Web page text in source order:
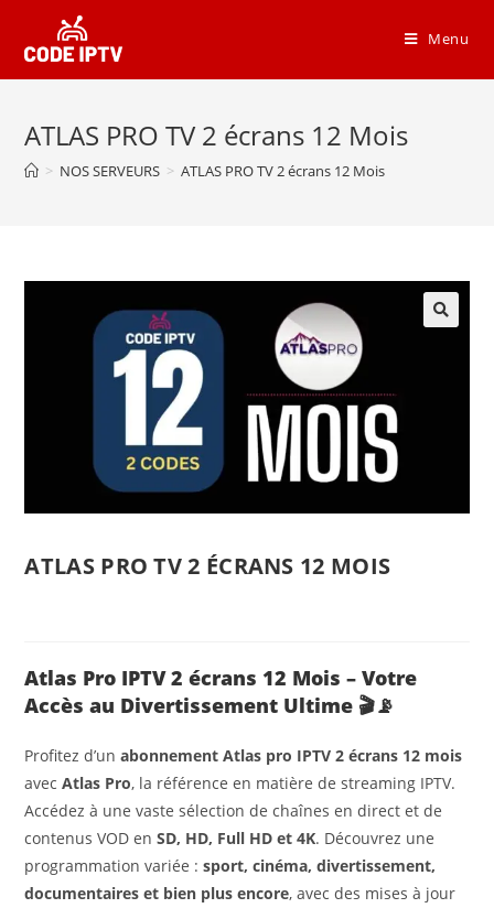
Menu
ATLAS PRO TV 2 écrans 12 Mois
> NOS SERVEURS > ATLAS PRO TV 2 écrans 12 Mois
ATLAS PRO TV 2 ÉCRANS 12 MOIS
Atlas Pro IPTV2 écrans 12 Mois – Votre
Accès au Divertissement Ultime 🎬📡
Profitez d’unabonnement Atlas pro IPTV 2 écrans 12 mois
avecAtlas Pro, la référence en matière de streaming IPTV.
Accédez à une vaste sélection de chaînes en direct et de
contenus VOD enSD, HD, Full HD et 4K. Découvrez une
programmation variée :sport, cinéma, divertissement,
documentaires et bien plus encore, avec des mises à jour